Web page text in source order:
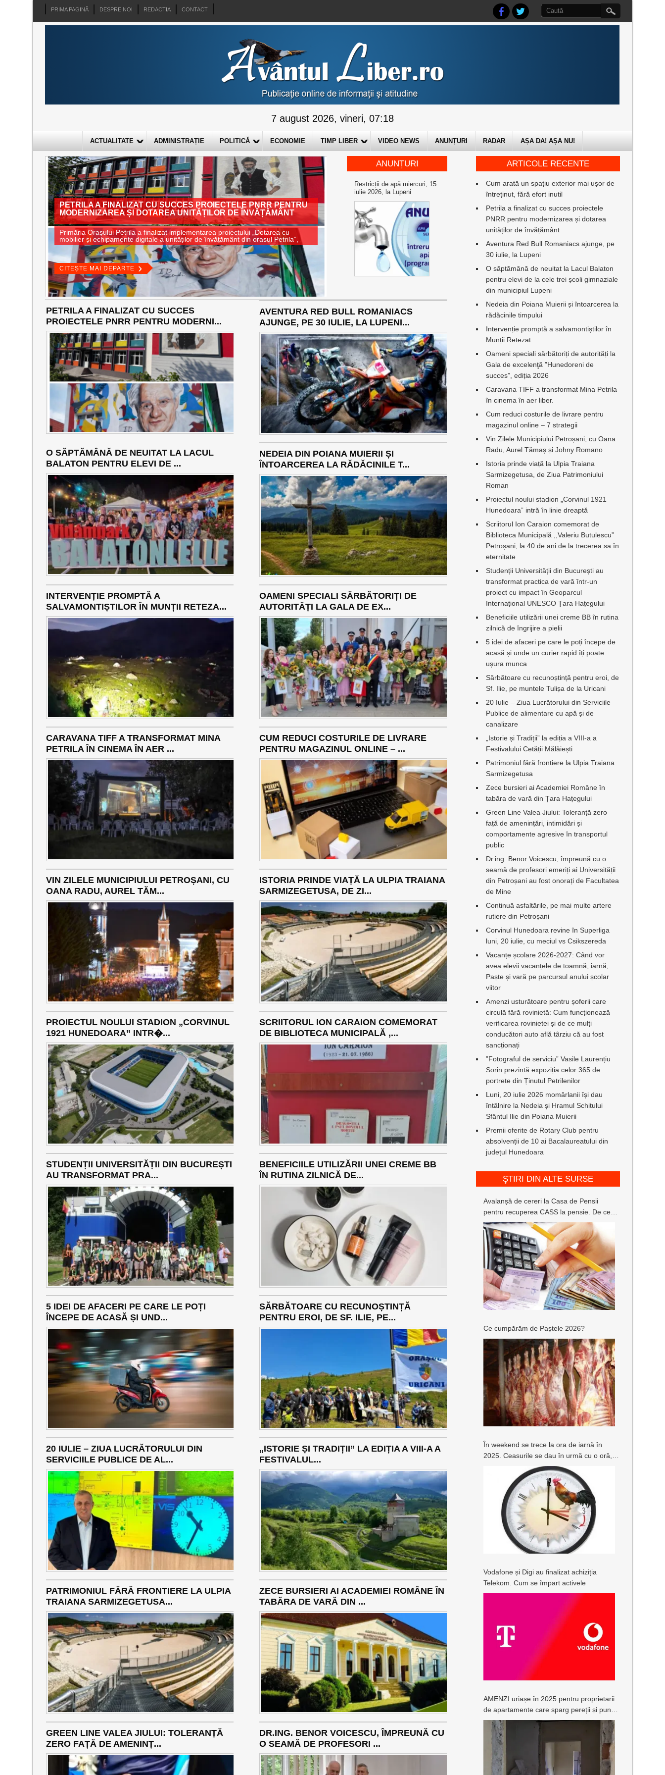
PRIMA PAGINĂ DESPRE NOI REDACTIA CONTACT
7 august 2026, vineri, 07:18
ACTUALITATE ADMINISTRAȚIE POLITICĂ ECONOMIE TIMP LIBER VIDEO NEWS ANUNȚURI RADAR AȘA DA! AȘA NU!
Primăria Orașului Petrila a finalizat implementarea proiectului „Dotarea cu
mobilier și echipamente digitale a unităților de învățământ din orasul Petrila”,
PETRILA A FINALIZAT CU SUCCES PROIECTELE PNRR PENTRU
MODERNIZAREA ȘI DOTAREA UNITĂȚILOR DE ÎNVĂȚĂMÂNT
CITEȘTE MAI DEPARTE
ANUNȚURI
Restricții de apă miercuri, 15
iulie 2026, la Lupeni
PETRILA A FINALIZAT CU SUCCES
PROIECTELE PNRR PENTRU MODERNI...
AVENTURA RED BULL ROMANIACS
AJUNGE, PE 30 IULIE, LA LUPENI...
O SĂPTĂMÂNĂ DE NEUITAT LA LACUL
BALATON PENTRU ELEVI DE ...
NEDEIA DIN POIANA MUIERII ȘI
ÎNTOARCEREA LA RĂDĂCINILE T...
INTERVENȚIE PROMPTĂ A
SALVAMONTIȘTILOR ÎN MUNȚII RETEZA...
OAMENI SPECIALI SĂRBĂTORIȚI DE
AUTORITĂȚI LA GALA DE EX...
CARAVANA TIFF A TRANSFORMAT MINA
PETRILA ÎN CINEMA ÎN AER ...
CUM REDUCI COSTURILE DE LIVRARE
PENTRU MAGAZINUL ONLINE – ...
VIN ZILELE MUNICIPIULUI PETROȘANI, CU
OANA RADU, AUREL TĂM...
ISTORIA PRINDE VIAȚĂ LA ULPIA TRAIANA
SARMIZEGETUSA, DE ZI...
PROIECTUL NOULUI STADION „CORVINUL
1921 HUNEDOARA” INTR�...
SCRIITORUL ION CARAION COMEMORAT
DE BIBLIOTECA MUNICIPALĂ ,...
STUDENȚII UNIVERSITĂȚII DIN BUCUREȘTI
AU TRANSFORMAT PRA...
BENEFICIILE UTILIZĂRII UNEI CREME BB
ÎN RUTINA ZILNICĂ DE...
5 IDEI DE AFACERI PE CARE LE POȚI
ÎNCEPE DE ACASĂ ȘI UND...
SĂRBĂTOARE CU RECUNOȘTINȚĂ
PENTRU EROI, DE SF. ILIE, PE...
20 IULIE – ZIUA LUCRĂTORULUI DIN
SERVICIILE PUBLICE DE AL...
„ISTORIE ȘI TRADIȚII” LA EDIȚIA A VIII-A A
FESTIVALUL...
PATRIMONIUL FĂRĂ FRONTIERE LA ULPIA
TRAIANA SARMIZEGETUSA...
ZECE BURSIERI AI ACADEMIEI ROMÂNE ÎN
TABĂRA DE VARĂ DIN ...
GREEN LINE VALEA JIULUI: TOLERANȚĂ
ZERO FAȚĂ DE AMENINȚ...
DR.ING. BENOR VOICESCU, ÎMPREUNĂ CU
O SEAMĂ DE PROFESORI ...
ARTICOLE RECENTE
Cum arată un spațiu exterior mai ușor de
întreținut, fără efort inutil
Petrila a finalizat cu succes proiectele
PNRR pentru modernizarea și dotarea
unităților de învățământ
Aventura Red Bull Romaniacs ajunge, pe
30 iulie, la Lupeni
O săptămână de neuitat la Lacul Balaton
pentru elevi de la cele trei școli gimnaziale
din municipiul Lupeni
Nedeia din Poiana Muierii și întoarcerea la
rădăcinile timpului
Intervenție promptă a salvamontiștilor în
Munții Retezat
Oameni speciali sărbătoriți de autorități la
Gala de excelenţă ”Hunedoreni de
succes”, ediția 2026
Caravana TIFF a transformat Mina Petrila
în cinema în aer liber.
Cum reduci costurile de livrare pentru
magazinul online – 7 strategii
Vin Zilele Municipiului Petroșani, cu Oana
Radu, Aurel Tămaș și Johny Romano
Istoria prinde viață la Ulpia Traiana
Sarmizegetusa, de Ziua Patrimoniului
Roman
Proiectul noului stadion „Corvinul 1921
Hunedoara” intră în linie dreaptă
Scriitorul Ion Caraion comemorat de
Biblioteca Municipală ,,Valeriu Butulescu”
Petroșani, la 40 de ani de la trecerea sa în
eternitate
Studenții Universității din București au
transformat practica de vară într-un
proiect cu impact în Geoparcul
Internațional UNESCO Țara Hațegului
Beneficiile utilizării unei creme BB în rutina
zilnică de îngrijire a pielii
5 idei de afaceri pe care le poți începe de
acasă și unde un curier rapid îți poate
ușura munca
Sărbătoare cu recunoștință pentru eroi, de
Sf. Ilie, pe muntele Tulișa de la Uricani
20 Iulie – Ziua Lucrătorului din Serviciile
Publice de alimentare cu apă și de
canalizare
„Istorie și Tradiții” la ediția a VIII-a a
Festivalului Cetății Mălăiești
Patrimoniul fără frontiere la Ulpia Traiana
Sarmizegetusa
Zece bursieri ai Academiei Române în
tabăra de vară din Țara Hațegului
Green Line Valea Jiului: Toleranță zero
față de amenințări, intimidări și
comportamente agresive în transportul
public
Dr.ing. Benor Voicescu, împreună cu o
seamă de profesori emeriți ai Universității
din Petroșani au fost onorați de Facultatea
de Mine
Continuă asfaltările, pe mai multe artere
rutiere din Petroșani
Corvinul Hunedoara revine în Superliga
luni, 20 iulie, cu meciul vs Csikszereda
Vacanțe școlare 2026-2027: Când vor
avea elevii vacanțele de toamnă, iarnă,
Paște și vară pe parcursul anului școlar
viitor
Amenzi usturătoare pentru șoferii care
circulă fără rovinietă: Cum funcționează
verificarea rovinietei și de ce mulți
conducători auto află târziu că au fost
sancționați
”Fotograful de serviciu” Vasile Laurențiu
Sorin prezintă expoziția celor 365 de
portrete din Ținutul Petrilenilor
Luni, 20 iulie 2026 momârlanii își dau
întâlnire la Nedeia și Hramul Schitului
Sfântul Ilie din Poiana Muierii
Premii oferite de Rotary Club pentru
absolvenții de 10 ai Bacalaureatului din
județul Hunedoara
ŞTIRI DIN ALTE SURSE
Avalanșă de cereri la Casa de Pensii
pentru recuperea CASS la pensie. De ce
fac pensionarii acest lucru?
Ce cumpărăm de Paștele 2026?
În weekend se trece la ora de iarnă în
2025. Ceasurile se dau în urmă cu o oră,
iar ora 04:00 va deveni ora 03:00
Vodafone și Digi au finalizat achiziția
Telekom. Cum se împart activele
AMENZI uriașe în 2025 pentru proprietarii
de apartamente care sparg pereții și pun în
pericol structura blocului: Sunt vizați și cei
care refuză să facă reparații